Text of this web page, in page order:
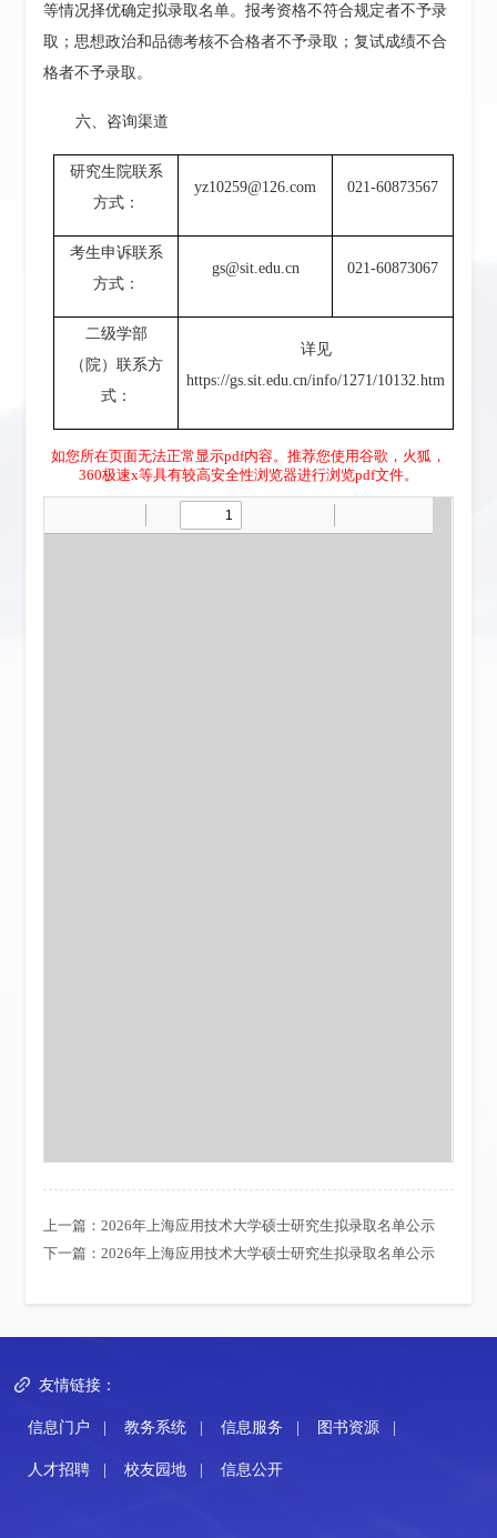
等情况择优确定拟录取名单。报考资格不符合规定者不予录
取；思想政治和品德考核不合格者不予录取；复试成绩不合
格者不予录取。
六、 咨询渠道
研究生院联系
方式：
yz10259@126.com 021-60873567
考生申诉联系
方式：
gs@sit.edu.cn 021-60873067
二级学部
（院）联系方
式：
详见
https://gs.sit.edu.cn/info/1271/10132.htm
如您所在页面无法正常显示pdf内容。推荐您使用谷歌，火狐，
360极速x等具有较高安全性浏览器进行浏览pdf文件。
上一篇：2026年上海应用技术大学硕士研究生拟录取名单公示
下一篇：2026年上海应用技术大学硕士研究生拟录取名单公示
友情链接：
信息门户 | 教务系统 | 信息服务 | 图书资源 |
人才招聘 | 校友园地 | 信息公开